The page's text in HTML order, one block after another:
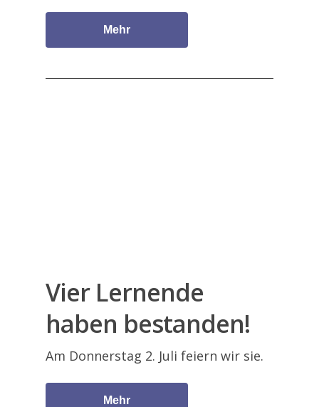
Mehr
Vier Lernende
haben bestanden!
Am Donnerstag 2. Juli feiern wir sie.
Mehr